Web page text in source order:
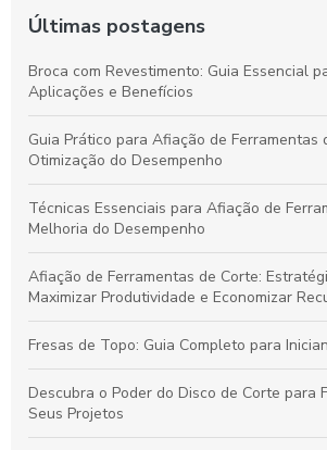
Últimas postagens
Broca com Revestimento: Guia Essencial
Aplicações e Benefícios
Guia Prático para Afiação de Ferramentas
Otimização do Desempenho
Técnicas Essenciais para Afiação de
Melhoria do Desempenho
Afiação de Ferramentas de Corte:
Maximizar Produtividade e Economizar
Fresas de Topo: Guia Completo para
Descubra o Poder do Disco de Corte para
Seus Projetos